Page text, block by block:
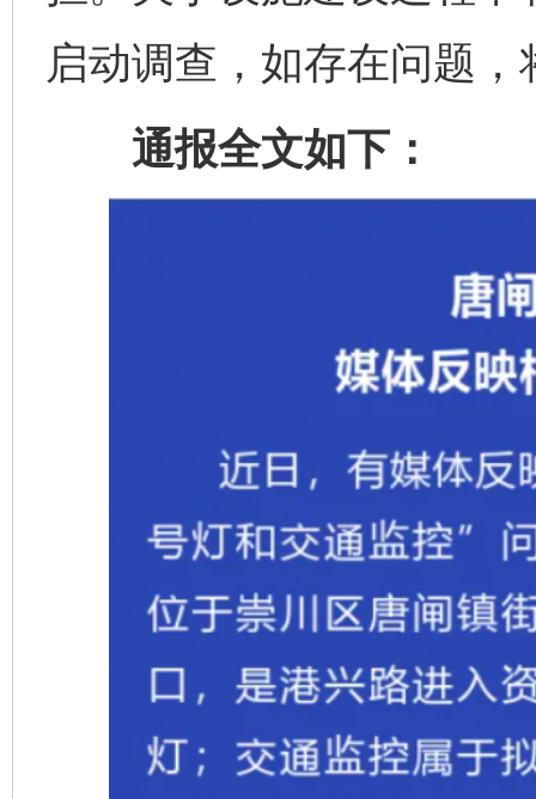
启动调查，如存在问题
通报全文如下：